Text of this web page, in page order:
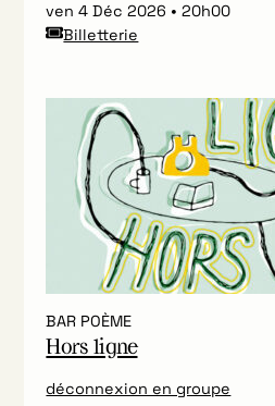
ven 4 Déc 2026
20h00
Billetterie
BAR POÈME
Hors ligne
déconnexion en groupe